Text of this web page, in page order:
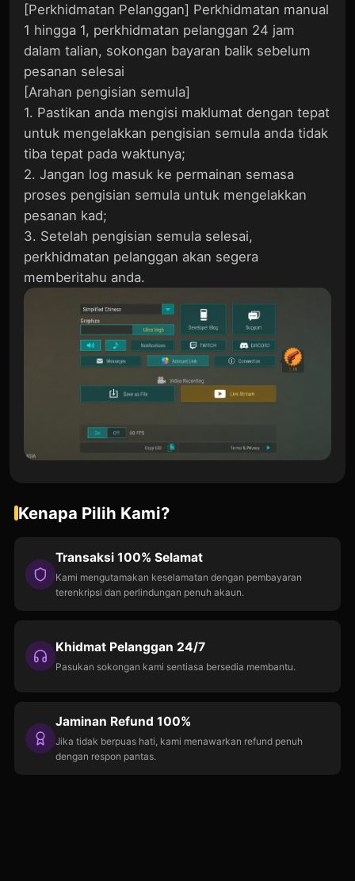
[Perkhidmatan Pelanggan] Perkhidmatan manual
1 hingga 1, perkhidmatan pelanggan 24 jam
dalam talian, sokongan bayaran balik sebelum
pesanan selesai
[Arahan pengisian semula]
1. Pastikan anda mengisi maklumat dengan tepat
untuk mengelakkan pengisian semula anda tidak
tiba tepat pada waktunya;
2. Jangan log masuk ke permainan semasa
proses pengisian semula untuk mengelakkan
pesanan kad;
3. Setelah pengisian semula selesai,
perkhidmatan pelanggan akan segera
memberitahu anda.
Kenapa Pilih Kami?
Transaksi 100% Selamat
Kami mengutamakan keselamatan dengan pembayaran
terenkripsi dan perlindungan penuh akaun.
Khidmat Pelanggan 24/7
Pasukan sokongan kami sentiasa bersedia membantu.
Jaminan Refund 100%
Jika tidak berpuas hati, kami menawarkan refund penuh
dengan respon pantas.